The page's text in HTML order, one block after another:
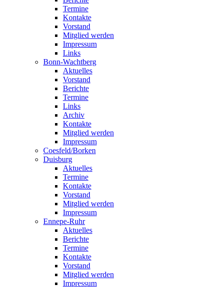
Termine
Kontakte
Vorstand
Mitglied werden
Impressum
Links
Bonn-Wachtberg
Aktuelles
Vorstand
Berichte
Termine
Links
Archiv
Kontakte
Mitglied werden
Impressum
Coesfeld/Borken
Duisburg
Aktuelles
Termine
Kontakte
Vorstand
Mitglied werden
Impressum
Ennepe-Ruhr
Aktuelles
Berichte
Termine
Kontakte
Vorstand
Mitglied werden
Impressum